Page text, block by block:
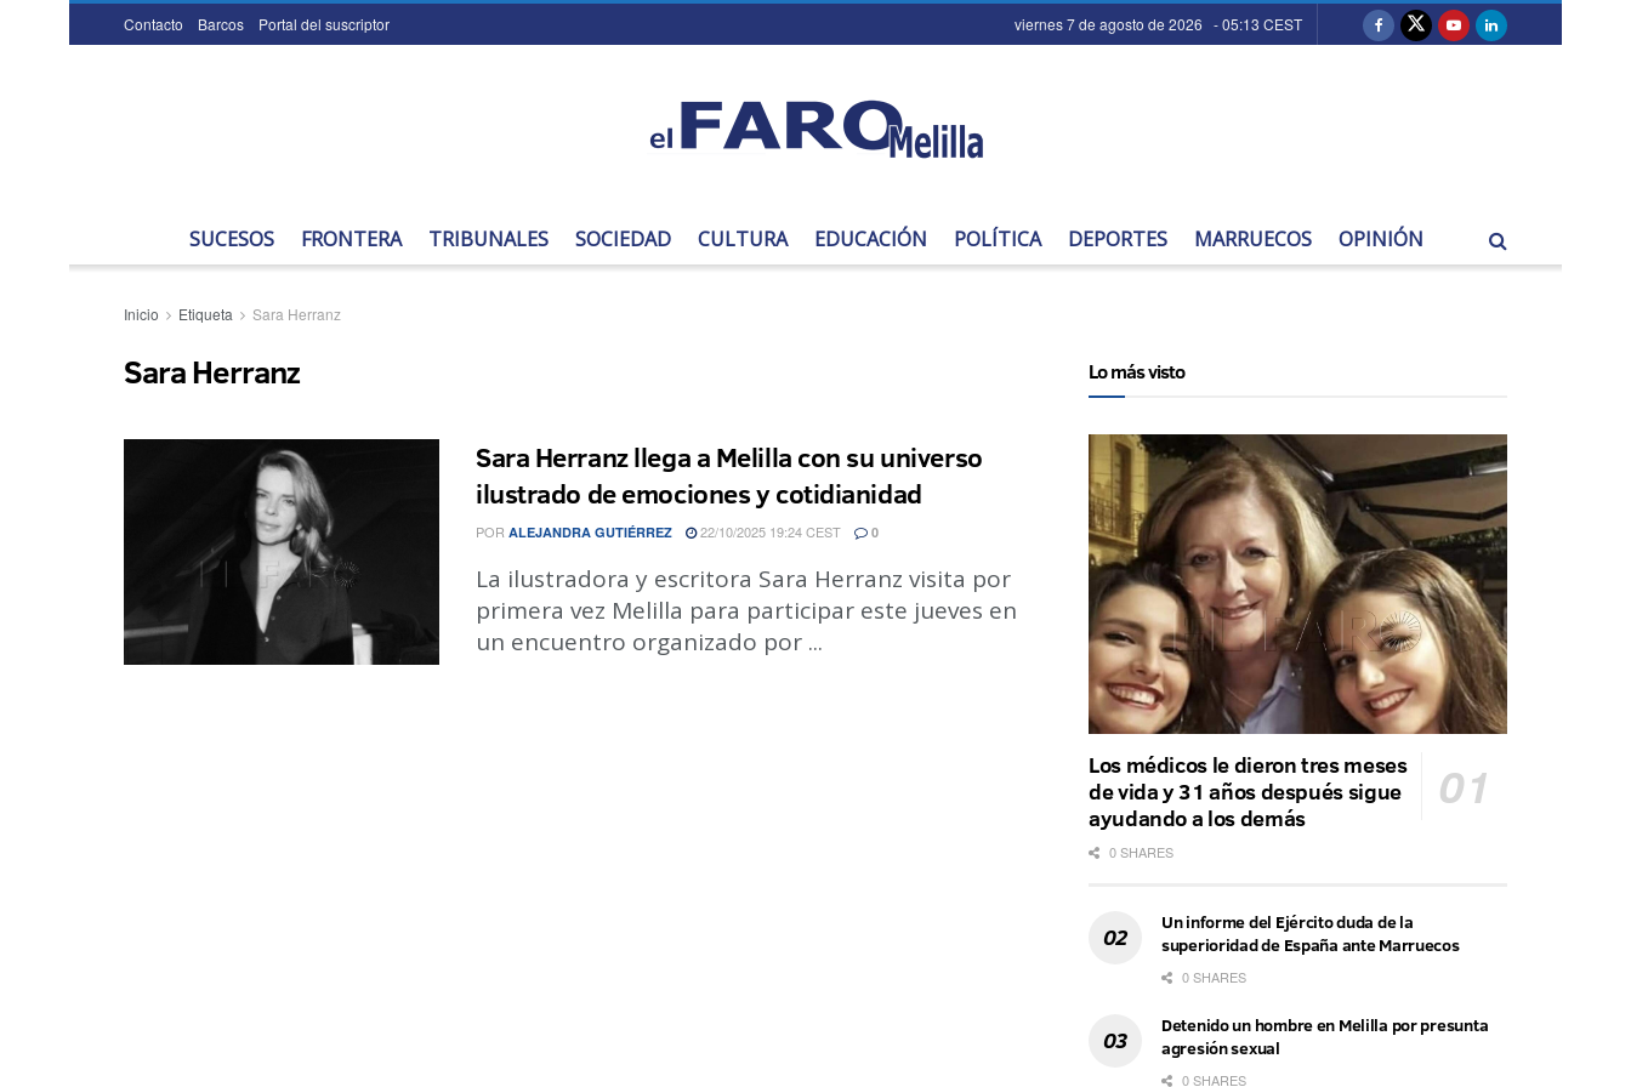
Contacto Barcos Portal del suscriptor viernes 7 de agosto de 2026 - 05:13 CEST
SUCESOS FRONTERA TRIBUNALES SOCIEDAD CULTURA EDUCACIÓN POLÍTICA DEPORTES MARRUECOS OPINIÓN
Inicio Etiqueta Sara Herranz
Sara Herranz
Sara Herranz llega a Melilla con su universo
ilustrado de emociones y cotidianidad
POR ALEJANDRA GUTIÉRREZ 22/10/2025 19:24 CEST 0
La ilustradora y escritora Sara Herranz visita por
primera vez Melilla para participar este jueves en
un encuentro organizado por ...
Lo más visto
Los médicos le dieron tres meses
de vida y 31 años después sigue
ayudando a los demás
0 SHARES
Un informe del Ejército duda de la
superioridad de España ante Marruecos
0 SHARES
Detenido un hombre en Melilla por presunta
agresión sexual
0 SHARES